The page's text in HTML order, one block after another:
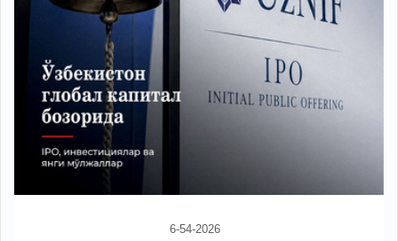
6-54-2026